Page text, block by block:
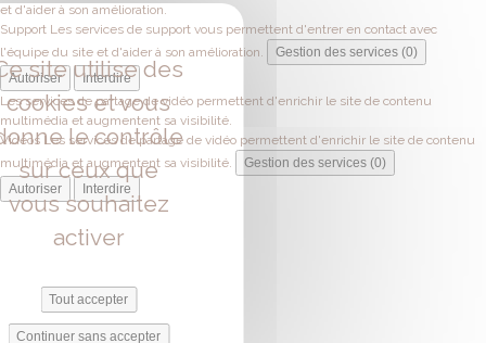
et d'aider à son amélioration.
Support Les services de support vous permettent d'entrer en contact avec
l'équipe du site et d'aider à son amélioration.
Gestion des services (0)
Autoriser
Interdire
Les services de partage de vidéo permettent d'enrichir le site de contenu
multimédia et augmentent sa visibilité.
Vidéos Les services de partage de vidéo permettent d'enrichir le site de contenu
multimédia et augmentent sa visibilité.
Gestion des services (0)
Autoriser
Interdire
site utilise des
cookies et vous
le contrôle
sur ceux que
vous souhaitez
activer
Tout accepter
Continuer sans accepter